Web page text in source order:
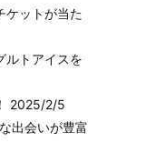
ケットが当た
ルトアイスを
2025/2/5
出会いが豊富